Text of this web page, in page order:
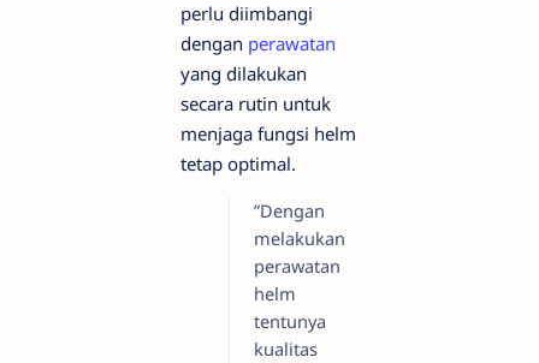
perlu diimbangi
dengan perawatan
yang dilakukan
secara rutin untuk
menjaga fungsi helm
tetap optimal.
”Dengan
melakukan
perawatan
helm
tentunya
kualitas